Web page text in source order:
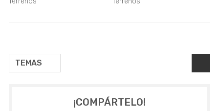
TEMAS
¡COMPÁRTELO!